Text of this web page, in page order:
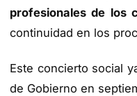
profesionales de los
continuidad en los
Este concierto social
de Gobierno en